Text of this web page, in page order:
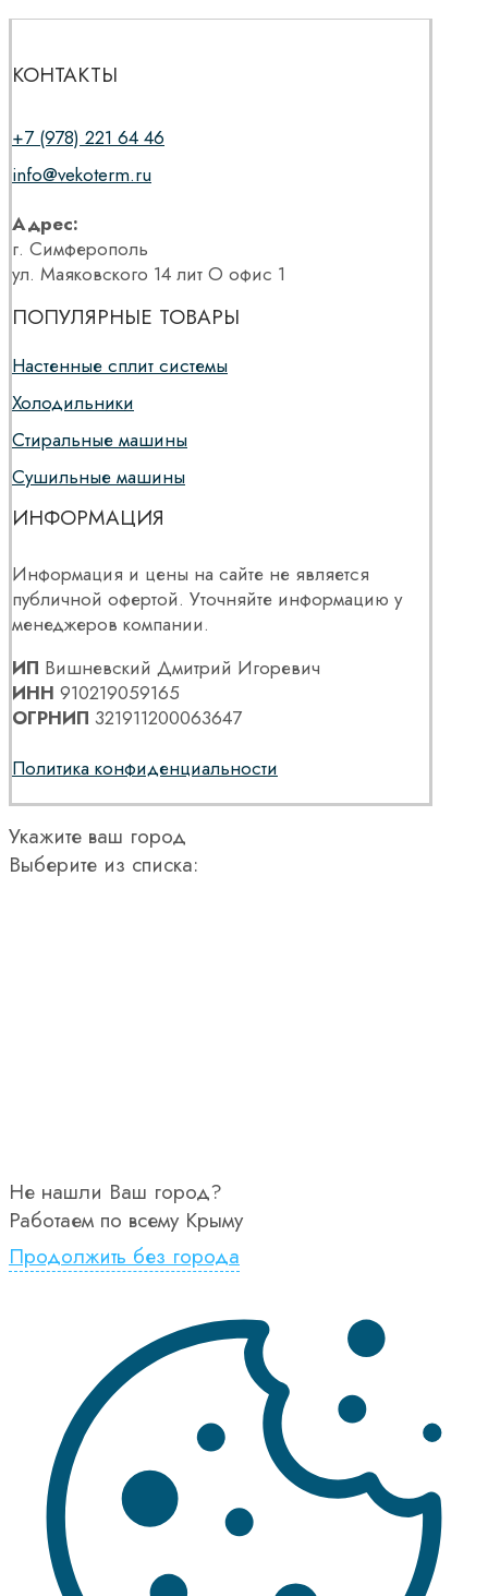
КОНТАКТЫ
+7 (978) 221 64 46
info@vekoterm.ru
Адрес:
г. Симферополь
ул. Маяковского 14 лит О офис 1
ПОПУЛЯРНЫЕ ТОВАРЫ
Настенные сплит системы
Холодильники
Стиральные машины
Сушильные машины
ИНФОРМАЦИЯ
Информация и цены на сайте не является
публичной офертой. Уточняйте информацию у
менеджеров компании.
ИП Вишневский Дмитрий Игоревич
ИНН 910219059165
ОГРНИП 321911200063647
Политика конфиденциальности
Укажите ваш город
Выберите из списка:
Не нашли Ваш город?
Работаем по всему Крыму
Продолжить без города